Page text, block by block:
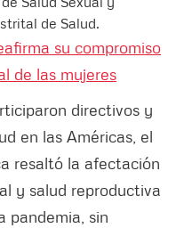
de Salud.
su compromiso
de las mujeres
directivos y
en las Américas, el
resaltó la afectación
y salud reproductiva
pandemia, sin